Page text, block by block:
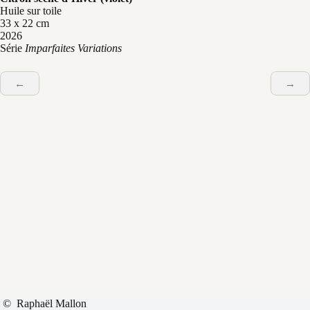
Huile sur toile
33 x 22 cm
2026
Série Imparfaites Variations
← →
© Raphaël Mallon